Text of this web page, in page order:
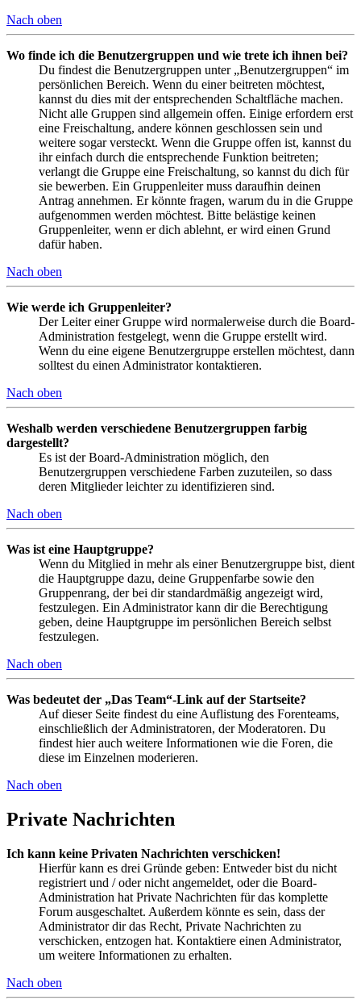
Nach oben
Wo finde ich die Benutzergruppen und wie trete ich ihnen bei?
Du findest die Benutzergruppen unter „Benutzergruppen“ im
persönlichen Bereich. Wenn du einer beitreten möchtest,
kannst du dies mit der entsprechenden Schaltfläche machen.
Nicht alle Gruppen sind allgemein offen. Einige erfordern erst
eine Freischaltung, andere können geschlossen sein und
weitere sogar versteckt. Wenn die Gruppe offen ist, kannst du
ihr einfach durch die entsprechende Funktion beitreten;
verlangt die Gruppe eine Freischaltung, so kannst du dich für
sie bewerben. Ein Gruppenleiter muss daraufhin deinen
Antrag annehmen. Er könnte fragen, warum du in die Gruppe
aufgenommen werden möchtest. Bitte belästige keinen
Gruppenleiter, wenn er dich ablehnt, er wird einen Grund
dafür haben.
Nach oben
Wie werde ich Gruppenleiter?
Der Leiter einer Gruppe wird normalerweise durch die Board-
Administration festgelegt, wenn die Gruppe erstellt wird.
Wenn du eine eigene Benutzergruppe erstellen möchtest, dann
solltest du einen Administrator kontaktieren.
Nach oben
Weshalb werden verschiedene Benutzergruppen farbig
dargestellt?
Es ist der Board-Administration möglich, den
Benutzergruppen verschiedene Farben zuzuteilen, so dass
deren Mitglieder leichter zu identifizieren sind.
Nach oben
Was ist eine Hauptgruppe?
Wenn du Mitglied in mehr als einer Benutzergruppe bist, dient
die Hauptgruppe dazu, deine Gruppenfarbe sowie den
Gruppenrang, der bei dir standardmäßig angezeigt wird,
festzulegen. Ein Administrator kann dir die Berechtigung
geben, deine Hauptgruppe im persönlichen Bereich selbst
festzulegen.
Nach oben
Was bedeutet der „Das Team“-Link auf der Startseite?
Auf dieser Seite findest du eine Auflistung des Forenteams,
einschließlich der Administratoren, der Moderatoren. Du
findest hier auch weitere Informationen wie die Foren, die
diese im Einzelnen moderieren.
Nach oben
Private Nachrichten
Ich kann keine Privaten Nachrichten verschicken!
Hierfür kann es drei Gründe geben: Entweder bist du nicht
registriert und / oder nicht angemeldet, oder die Board-
Administration hat Private Nachrichten für das komplette
Forum ausgeschaltet. Außerdem könnte es sein, dass der
Administrator dir das Recht, Private Nachrichten zu
verschicken, entzogen hat. Kontaktiere einen Administrator,
um weitere Informationen zu erhalten.
Nach oben